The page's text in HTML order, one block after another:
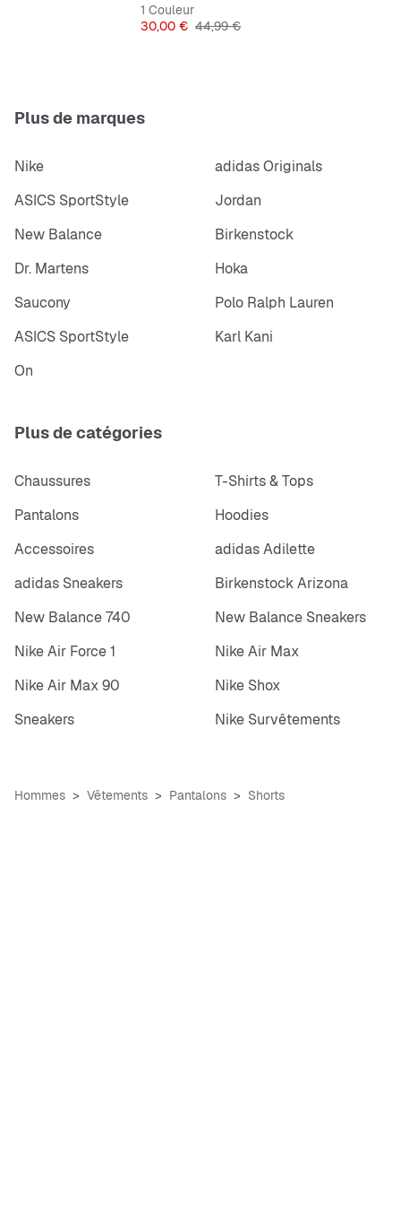
1 Couleur
Prix
30,00 € Prix original
44,99 €
Plus de marques
Nike
adidas Originals
ASICS SportStyle
Jordan
New Balance
Birkenstock
Dr. Martens
Hoka
Saucony
Polo Ralph Lauren
ASICS SportStyle
Karl Kani
On
Plus de catégories
Chaussures
T-Shirts & Tops
Pantalons
Hoodies
Accessoires
adidas Adilette
adidas Sneakers
Birkenstock Arizona
New Balance 740
New Balance Sneakers
Nike Air Force 1
Nike Air Max
Nike Air Max 90
Nike Shox
Sneakers
Nike Survêtements
Hommes Vêtements Pantalons Shorts